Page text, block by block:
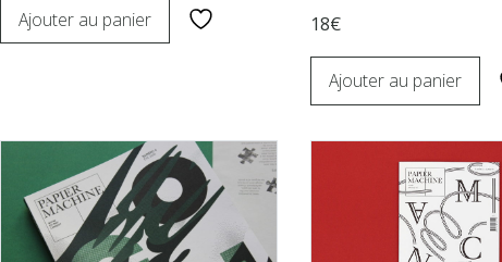
Ajouter au panier 18€
Ajouter au panier